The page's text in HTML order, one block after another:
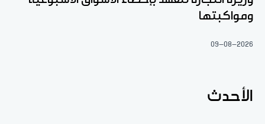
ومواكبتها
09-08-2026
الأحدث